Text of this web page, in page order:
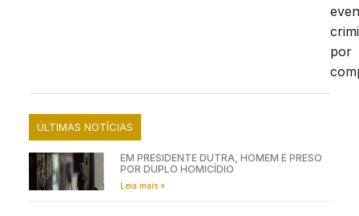
por
ÚLTIMAS NOTÍCIAS
EM PRESIDENTE DUTRA, HOMEM É PRESO
POR DUPLO HOMICÍDIO
Leia mais »